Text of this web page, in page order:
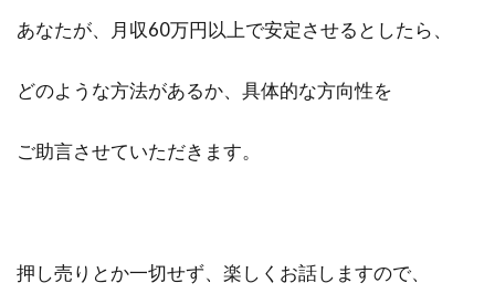
あなたが、月収60万円以上で安定させるとしたら、
どのような方法があるか、具体的な方向性を
ご助言させていただきます。
押し売りとか一切せず、楽しくお話しますので、